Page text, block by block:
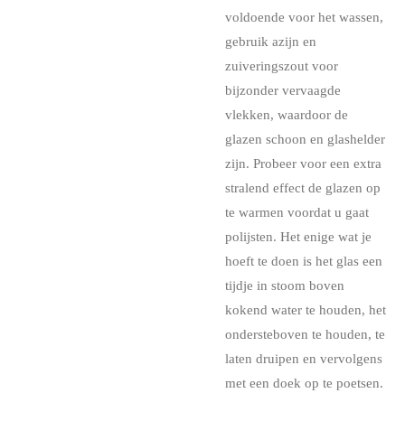
voldoende voor het wassen,
gebruik azijn en
zuiveringszout voor
bijzonder vervaagde
vlekken, waardoor de
glazen schoon en glashelder
zijn. Probeer voor een extra
stralend effect de glazen op
te warmen voordat u gaat
polijsten. Het enige wat je
hoeft te doen is het glas een
tijdje in stoom boven
kokend water te houden, het
ondersteboven te houden, te
laten druipen en vervolgens
met een doek op te poetsen.